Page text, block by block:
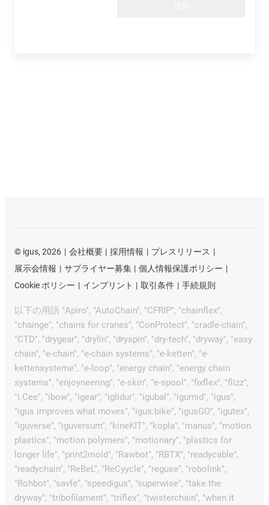
© igus, 2026 会社概要 採用情報
プレスリリース
展示会情報
サプライヤー募集
個人情報保護ポリシー
Cookie ポリシー
インプリント 取引条件 手続規則
以下の用語 "Apiro", "AutoChain", "CFRIP", "chainflex",
"chainge", "chains for cranes", "ConProtect", "cradle-chain",
"CTD", "drygear", "drylin", "dryspin", "dry-tech", "dryway", "easy
chain", "e-chain", "e-chain systems", "e-ketten", "e-
kettensysteme", "e-loop", "energy chain", "energy chain
systems", "enjoyneering", "e-skin", "e-spool", "fixflex", "flizz",
"i.Cee", "ibow", "igear", "iglidur", "igubal", "igumid", "igus",
"igus improves what moves", "igus:bike", "igusGO", "igutex",
"iguverse", "iguversum", "kineKIT", "kopla", "manus", "motion
plastics", "motion polymers", "motionary", "plastics for
longer life", "print2mold", "Rawbot", "RBTX", "readycable",
"readychain", "ReBeL", "ReCyycle", "reguse", "robolink",
"Rohbot", "savfe", "speedigus", "superwise", "take the
dryway", "tribofilament", "triflex", "twisterchain", "when it